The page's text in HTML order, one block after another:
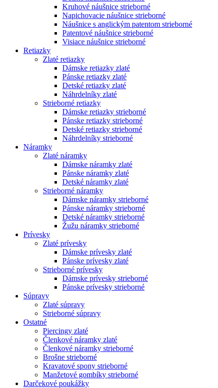
Kruhové náušnice strieborné
Napichovacie náušnice strieborné
Náušnice s anglickým patentom strieborné
Patentové náušnice strieborné
Visiace náušnice strieborné
Retiazky
Zlaté retiazky
Dámske retiazky zlaté
Pánske retiazky zlaté
Detské retiazky zlaté
Náhrdelníky zlaté
Strieborné retiazky
Dámske retiazky strieborné
Pánske retiazky strieborné
Detské retiazky strieborné
Náhrdelníky strieborné
Náramky
Zlaté náramky
Dámske náramky zlaté
Pánske náramky zlaté
Detské náramky zlaté
Strieborné náramky
Dámske náramky strieborné
Pánske náramky strieborné
Detské náramky strieborné
Žužu náramky strieborné
Prívesky
Zlaté prívesky
Dámske prívesky zlaté
Pánske prívesky zlaté
Strieborné prívesky
Dámske prívesky strieborné
Pánske prívesky strieborné
Súpravy
Zlaté súpravy
Strieborné súpravy
Ostatné
Piercingy zlaté
Členkové náramky zlaté
Členkové náramky strieborné
Brošne strieborné
Kravatové spony strieborné
Manžetové gombíky strieborné
Darčekové poukážky